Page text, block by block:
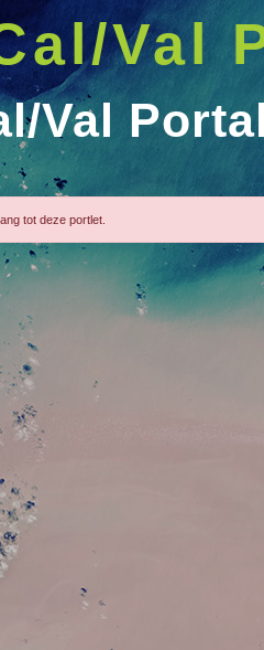
Val
Val
Portal
tot deze portlet.